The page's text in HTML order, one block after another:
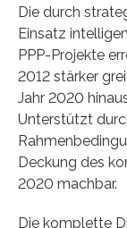
Die durch
Einsatz
PPP-Projekte
2012 stärker
Jahr 2020
Unterstützt
Deckung des
2020 machbar.
Die komplette